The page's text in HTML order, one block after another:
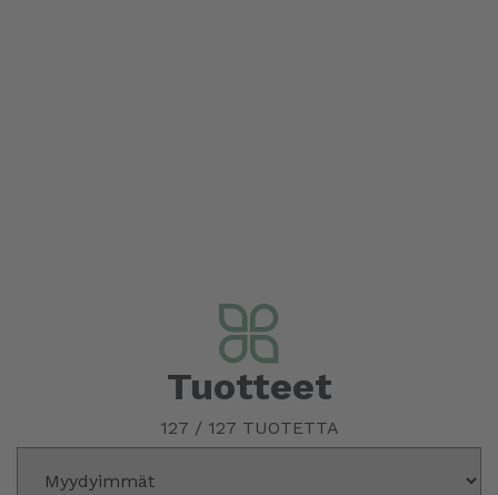
Tuotteet
127 / 127 TUOTETTA